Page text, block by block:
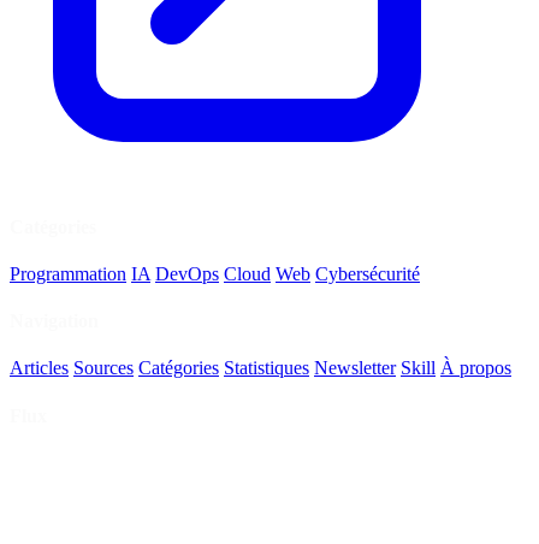
Programmation IA DevOps Cloud Web Cybersécurité
Articles Sources Catégories Statistiques Newsletter Skill À propos